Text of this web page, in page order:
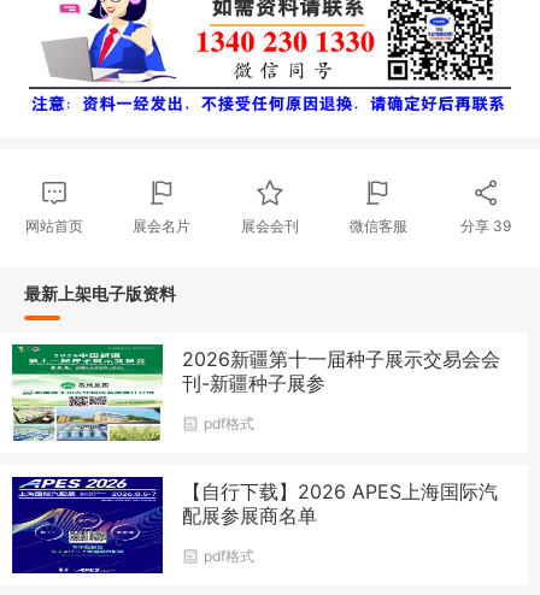
网站首页 展会名片 展会会刊 微信客服 分享 39
最新上架电子版资料
2026新疆第十一届种子展示交易会会
刊-新疆种子展参
pdf格式
【自行下载】2026 APES上海国际汽
配展参展商名单
pdf格式